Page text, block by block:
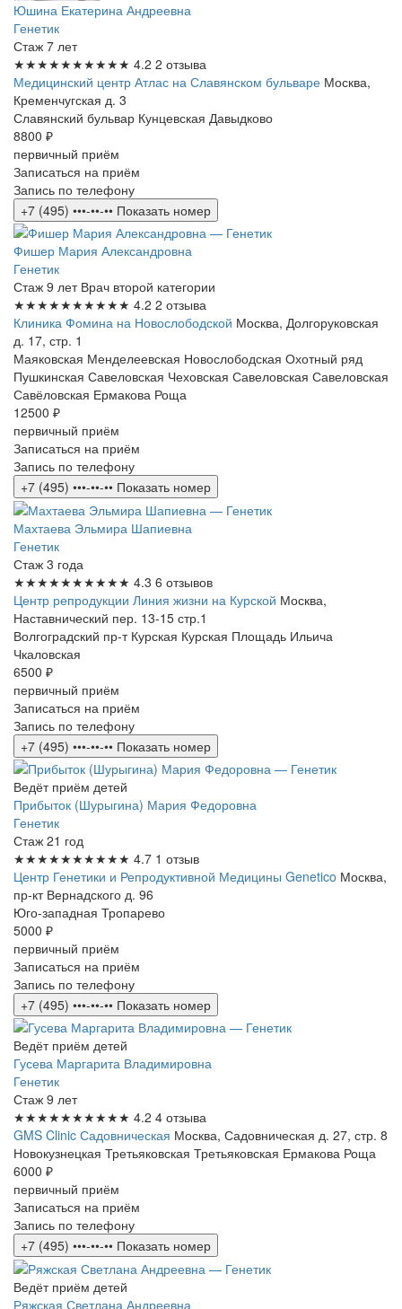
Юшина Екатерина Андреевна
Генетик
Стаж 7 лет
★★★★★★★★★★ 4.2 2 отзыва
Медицинский центр Атлас на Славянском бульваре Москва,
Кременчугская д. 3
Славянский бульвар Кунцевская Давыдково
8800 ₽
первичный приём
Записаться на приём
Запись по телефону
+7 (495) •••-••-•• Показать номер
Фишер Мария Александровна
Генетик
Стаж 9 лет Врач второй категории
★★★★★★★★★★ 4.2 2 отзыва
Клиника Фомина на Новослободской Москва, Долгоруковская
д. 17, стр. 1
Маяковская Менделеевская Новослободская Охотный ряд
Пушкинская Савеловская Чеховская Савеловская Савеловская
Савёловская Ермакова Роща
12500 ₽
первичный приём
Записаться на приём
Запись по телефону
+7 (495) •••-••-•• Показать номер
Махтаева Эльмира Шапиевна
Генетик
Стаж 3 года
★★★★★★★★★★ 4.3 6 отзывов
Центр репродукции Линия жизни на Курской Москва,
Наставнический пер. 13-15 стр.1
Волгоградский пр-т Курская Курская Площадь Ильича
Чкаловская
6500 ₽
первичный приём
Записаться на приём
Запись по телефону
+7 (495) •••-••-•• Показать номер
Ведёт приём детей
Прибыток (Шурыгина) Мария Федоровна
Генетик
Стаж 21 год
★★★★★★★★★★ 4.7 1 отзыв
Центр Генетики и Репродуктивной Медицины Genetico Москва,
пр-кт Вернадского д. 96
Юго-западная Тропарево
5000 ₽
первичный приём
Записаться на приём
Запись по телефону
+7 (495) •••-••-•• Показать номер
Ведёт приём детей
Гусева Маргарита Владимировна
Генетик
Стаж 9 лет
★★★★★★★★★★ 4.2 4 отзыва
GMS Clinic Садовническая Москва, Садовническая д. 27, стр. 8
Новокузнецкая Третьяковская Третьяковская Ермакова Роща
6000 ₽
первичный приём
Записаться на приём
Запись по телефону
+7 (495) •••-••-•• Показать номер
Ведёт приём детей
Ряжская Светлана Андреевна